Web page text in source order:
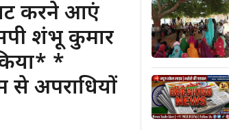
करने आएं
शंभू कुमार
*
से अपराधियों